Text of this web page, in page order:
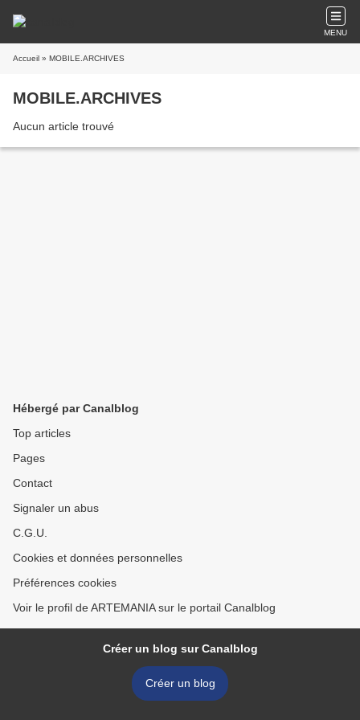
MENU
Accueil » MOBILE.ARCHIVES
MOBILE.ARCHIVES
Aucun article trouvé
Hébergé par Canalblog
Top articles
Pages
Contact
Signaler un abus
C.G.U.
Cookies et données personnelles
Préférences cookies
Voir le profil de ARTEMANIA sur le portail Canalblog
Créer un blog sur Canalblog
Créer un blog